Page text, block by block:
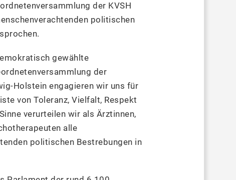
der KVSH
politischen
gewählte
der
Holstein engagieren wir uns für
von Toleranz, Vielfalt, Respekt
verurteilen wir als Ärztinnen,
alle
politischen Bestrebungen in